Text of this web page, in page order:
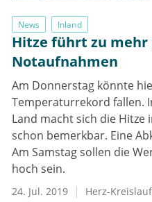
News Inland
Hitze führt zu
Notaufnahmen
Am Donnerstag könnte
Temperaturrekord fallen.
Land macht sich die
schon bemerkbar. Eine
Am Samstag sollen die
hoch sein.
24. Jul. 2019 Herz-